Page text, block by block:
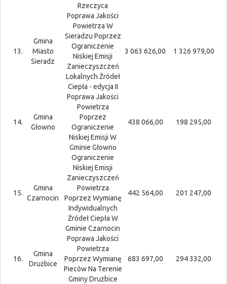
Rzeczyca
13.
Gmina
Miasto
Sieradz
Poprawa Jakości
Powietrza W
Sieradzu Poprzez
Ograniczenie
Niskiej Emisji
Zanieczyszczeń
Lokalnych Źródeł
Ciepła - edycja II
3 063 626,00 1 326 979,00
14.
Gmina
Głowno
Poprawa Jakości
Powietrza
Poprzez
Ograniczenie
Niskiej Emisji W
Gminie Głowno
438 066,00 198 295,00
15.
Gmina
Czarnocin
Ograniczenie
Niskiej Emisji
Zanieczyszczeń
Powietrza
Poprzez Wymianę
Indywidualnych
Źródeł Ciepła W
Gminie Czarnocin
442 564,00 201 247,00
16.
Gmina
Drużbice
Poprawa Jakości
Powietrza
Poprzez Wymianę
Pieców Na Terenie
Gminy Drużbice
683 697,00 294 332,00